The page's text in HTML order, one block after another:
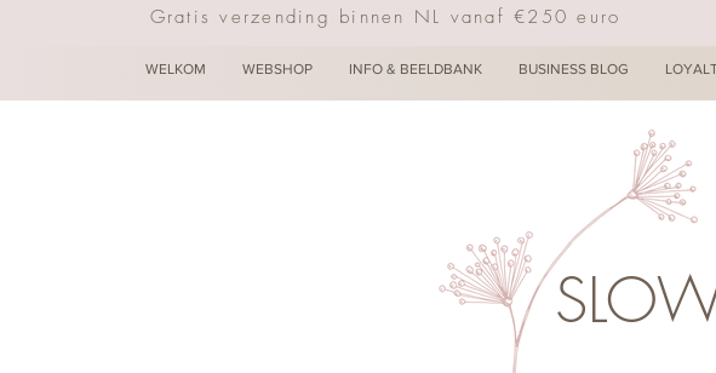
Gratis verzending binnen NL vanaf €250 euro
WELKOM WEBSHOP INFO & BEELDBANK BUSINESS BLOG